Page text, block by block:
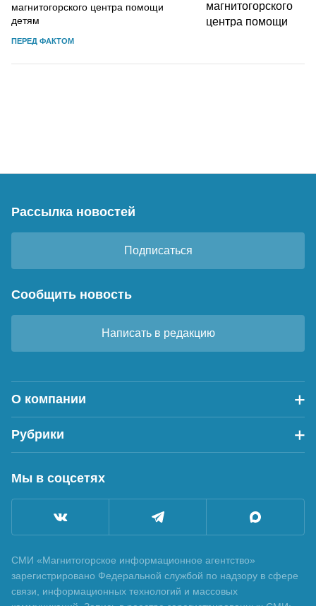
магнитогорского центра помощи
детям
ПЕРЕД ФАКТОМ
Рассылка новостей
Подписаться
Сообщить новость
Написать в редакцию
О компании
Рубрики
Мы в соцсетях
СМИ «Магнитогорское информационное агентство»
зарегистрировано Федеральной службой по надзору в сфере
связи, информационных технологий и массовых